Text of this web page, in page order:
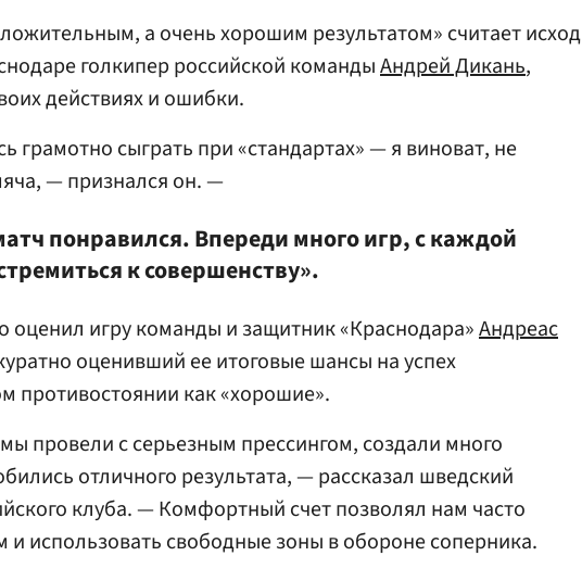
а очень хорошим результатом» считает исход
голкипер российской командыАндрей Дикань,
действиях и ошибки.
грамотно сыграть при «стандартах» — я виноват, не
— признался он. —
понравился. Впереди много игр, с каждой
к совершенству».
оценил игру команды и защитник «Краснодара»Андреас
оценивший ее итоговые шансы на успех
противостоянии как «хорошие».
провели с серьезным прессингом, создали много
отличного результата, — рассказал шведский
клуба. — Комфортный счет позволял нам часто
и использовать свободные зоны в обороне соперника.